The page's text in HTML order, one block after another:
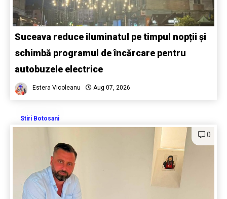
Suceava reduce iluminatul pe timpul nopții și
schimbă programul de încărcare pentru
autobuzele electrice
Estera Vicoleanu Aug 07, 2026
Stiri Botosani
0